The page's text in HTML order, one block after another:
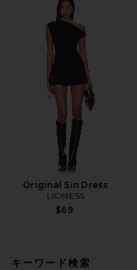
Original Sin Dress
LIONESS
$69
キーワード検索